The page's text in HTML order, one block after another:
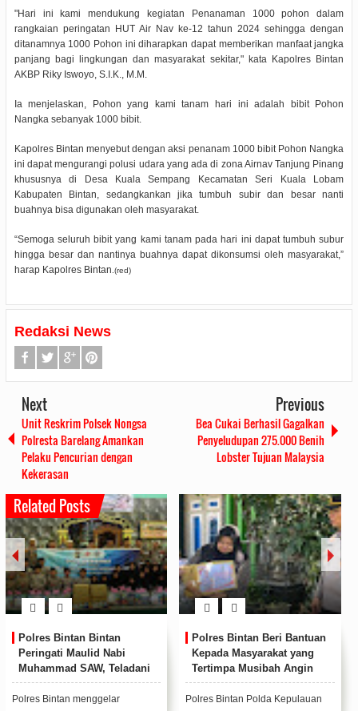
"Hari ini kami mendukung kegiatan Penanaman 1000 pohon dalam
rangkaian peringatan HUT Air Nav ke-12 tahun 2024 sehingga dengan
ditanamnya 1000 Pohon ini diharapkan dapat memberikan manfaat jangka
panjang bagi lingkungan dan masyarakat sekitar," kata Kapolres Bintan
AKBP Riky Iswoyo, S.I.K., M.M.
Ia menjelaskan, Pohon yang kami tanam hari ini adalah bibit Pohon
Nangka sebanyak 1000 bibit.
Kapolres Bintan menyebut dengan aksi penanam 1000 bibit Pohon Nangka
ini dapat mengurangi polusi udara yang ada di zona Airnav Tanjung Pinang
khususnya di Desa Kuala Sempang Kecamatan Seri Kuala Lobam
Kabupaten Bintan, sedangkankan jika tumbuh subir dan besar nanti
buahnya bisa digunakan oleh masyarakat.
“Semoga seluruh bibit yang kami tanam pada hari ini dapat tumbuh subur
hingga besar dan nantinya buahnya dapat dikonsumsi oleh masyarakat,”
harap Kapolres Bintan.(red)
Redaksi News
Next
Unit Reskrim Polsek Nongsa
Polresta Barelang Amankan
Pelaku Pencurian dengan
Kekerasan
Previous
Bea Cukai Berhasil Gagalkan
Penyeludupan 275.000 Benih
Lobster Tujuan Malaysia
Related Posts
Polres Bintan Bintan
Peringati Maulid Nabi
Muhammad SAW, Teladani
Akhlak Rasulullah
Polres Bintan menggelar
Polres Bintan Beri Bantuan
Kepada Masyarakat yang
Tertimpa Musibah Angin
Kencang
Polres Bintan Polda Kepulauan